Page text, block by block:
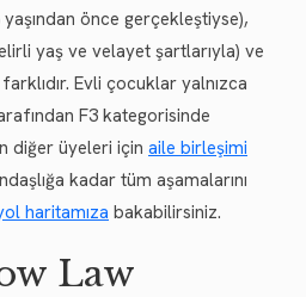
önce gerçekleştiyse),
yaş ve velayet şartlarıyla) ve
Evli çocuklar yalnızca
F3 kategorisinde
diğer üyeleri için aile birleşimi
kadar tüm aşamalarını
haritamıza bakabilirsiniz.
Law